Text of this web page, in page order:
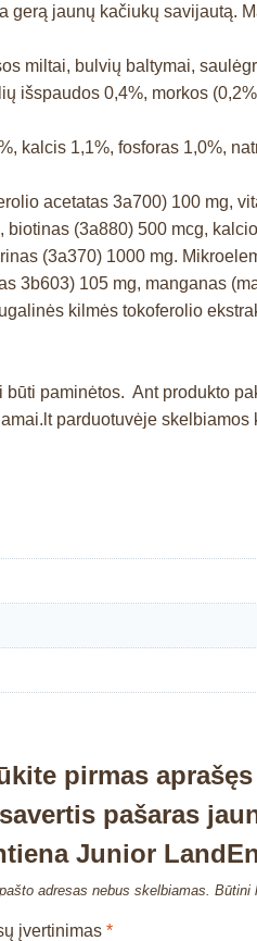
jaunų kačiukų savijautą.
miltai, bulvių baltymai,
išspaudos 0,4%, morkos
kalcis 1,1%, fosforas 1,0%,
acetatas 3a700) 100 mg,
(3a880) 500 mcg,
(3a370) 1000 mg.
3b603) 105 mg, manganas
kilmės tokoferolio
paminėtos. Ant produkto
parduotuvėje
pirmas
pašaras
Junior
adresas nebus skelbiamas. Būtini
įvertinimas*